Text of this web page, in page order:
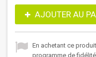
AJOUTER AU
En achetant ce
programme de